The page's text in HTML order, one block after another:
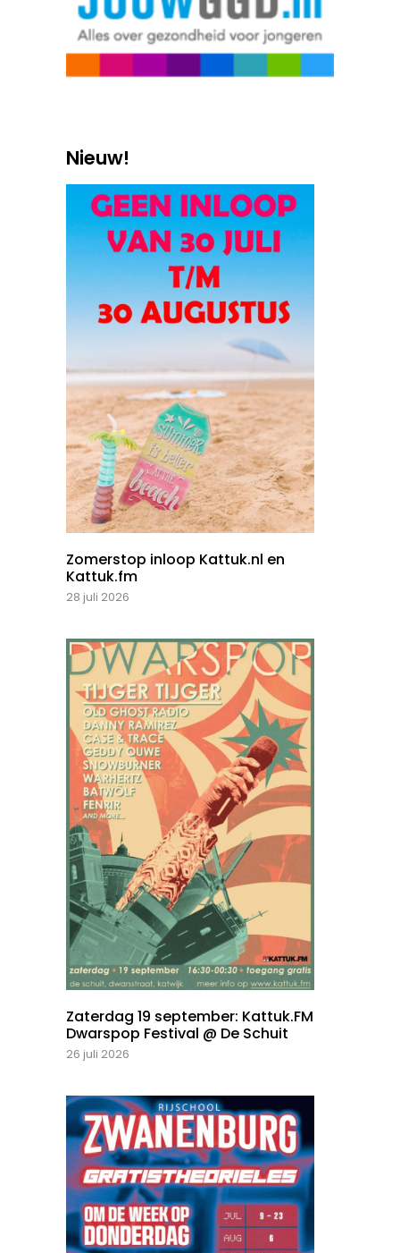
Nieuw!
Zomerstop inloop Kattuk.nl en
Kattuk.fm
28 juli 2026
Zaterdag 19 september: Kattuk.FM
Dwarspop Festival @ De Schuit
26 juli 2026